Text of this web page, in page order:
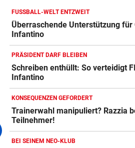
FUSSBALL-WELT ENTZWEIT
Überraschende Unterstützung für
Infantino
PRÄSIDENT DARF BLEIBEN
Schreiben enthüllt: So verteidigt
Infantino
KONSEQUENZEN GEFORDERT
Trainerwahl manipuliert? Razzia
Teilnehmer!
BEI SEINEM NEO-KLUB
Action-Cam Vergleich
ZUM VERGLEICH
Crosstrainer Vergleich
ZUM VERGLEICH